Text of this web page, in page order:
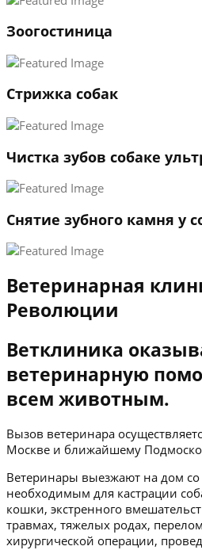
2
→
Зоогостиница
Стрижка собак
Чистка зубов собаке
Снятие зубного камня у
Ветеринарная
Революции
Ветклиника
ветеринарную
всем животным.
Вызов ветеринара
Москве и ближайшему
Ветеринары выезжают на дом
необходимым для кастрации
кошки, экстренного
травмах, тяжелых родах,
хирургической операции,